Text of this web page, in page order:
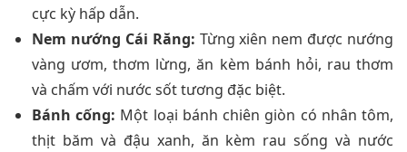
cực kỳ hấp dẫn.
Nem nướng Cái Răng: Từng xiên nem được nướng
vàng ươm, thơm lừng, ăn kèm bánh hỏi, rau thơm
và chấm với nước sốt tương đặc biệt.
Bánh cống: Một loại bánh chiên giòn có nhân tôm,
thịt băm và đậu xanh, ăn kèm rau sống và nước